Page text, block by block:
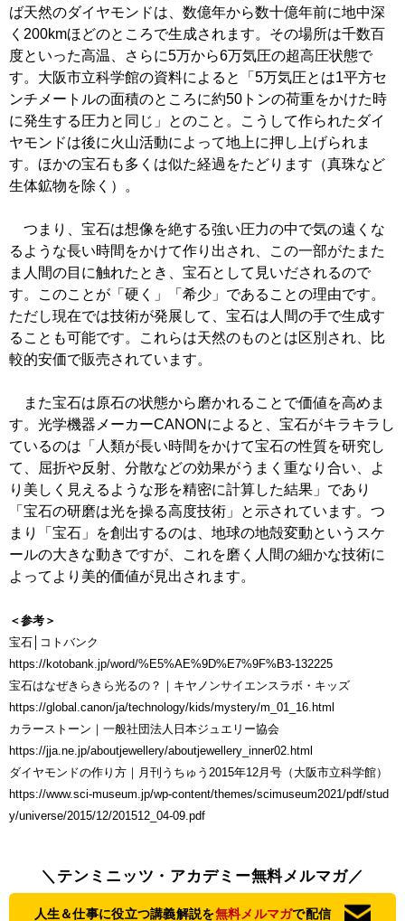
ば天然のダイヤモンドは、数億年から数十億年前に地中深
く200kmほどのところで生成されます。その場所は千数百
度といった高温、さらに5万から6万気圧の超高圧状態で
す。大阪市立科学館の資料によると「5万気圧とは1平方セ
ンチメートルの面積のところに約50トンの荷重をかけた時
に発生する圧力と同じ」とのこと。こうして作られたダイ
ヤモンドは後に火山活動によって地上に押し上げられま
す。ほかの宝石も多くは似た経過をたどります（真珠など
生体鉱物を除く）。
つまり、宝石は想像を絶する強い圧力の中で気の遠くな
るような長い時間をかけて作り出され、この一部がたまた
ま人間の目に触れたとき、宝石として見いだされるので
す。このことが「硬く」「希少」であることの理由です。
ただし現在では技術が発展して、宝石は人間の手で生成す
ることも可能です。これらは天然のものとは区別され、比
較的安価で販売されています。
また宝石は原石の状態から磨かれることで価値を高めま
す。光学機器メーカーCANONによると、宝石がキラキラし
ているのは「人類が長い時間をかけて宝石の性質を研究し
て、屈折や反射、分散などの効果がうまく重なり合い、よ
り美しく見えるような形を精密に計算した結果」であり
「宝石の研磨は光を操る高度技術」と示されています。つ
まり「宝石」を創出するのは、地球の地殻変動というスケ
ールの大きな動きですが、これを磨く人間の細かな技術に
よってより美的価値が見出されます。
＜参考＞
宝石│コトバンク
https://kotobank.jp/word/%E5%AE%9D%E7%9F%B3-132225
宝石はなぜきらきら光るの？｜キヤノンサイエンスラボ・キッズ
https://global.canon/ja/technology/kids/mystery/m_01_16.html
カラーストーン｜一般社団法人日本ジュエリー協会
https://jja.ne.jp/aboutjewellery/aboutjewellery_inner02.html
ダイヤモンドの作り方｜月刊うちゅう2015年12月号（大阪市立科学館）
https://www.sci-museum.jp/wp-content/themes/scimuseum2021/pdf/stud
y/universe/2015/12/201512_04-09.pdf
＼テンミニッツ・アカデミー無料メルマガ／
人生＆仕事に役立つ講義解説を無料メルマガで配信